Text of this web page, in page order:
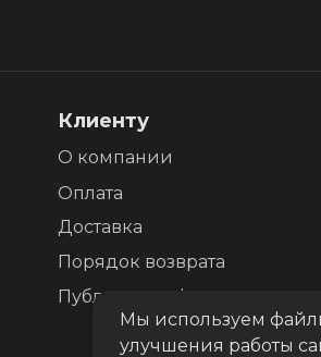
Мы используем
улучшения работы
Клиенту
О компании
Оплата
Публичная оферта
Доставка
Порядок возврата